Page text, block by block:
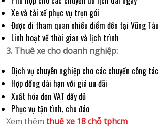
Xe và tài xế phục vụ trọn gói
Được đi tham quan nhiều điểm đến tại Vũng Tàu
Linh hoạt về thời gian và lịch trình
3. Thuê xe cho doanh nghiệp:
Dịch vụ chuyên nghiệp cho các chuyến công tác
Hợp đồng dài hạn với giá ưu đãi
Xuất hóa đơn VAT đầy đủ
Phục vụ tận tình, chu đáo
Xem thêm thuê xe 18 chỗ tphcm